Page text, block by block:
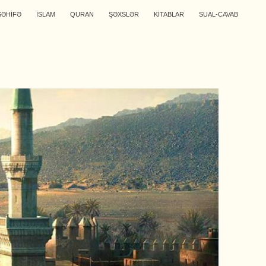
İSLAM QURAN ŞƏXSLƏR KİTABLAR SUAL-CAVAB